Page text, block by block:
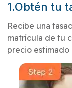
1.Obtén tu
Recibe una
matrícula de tu
precio estimado